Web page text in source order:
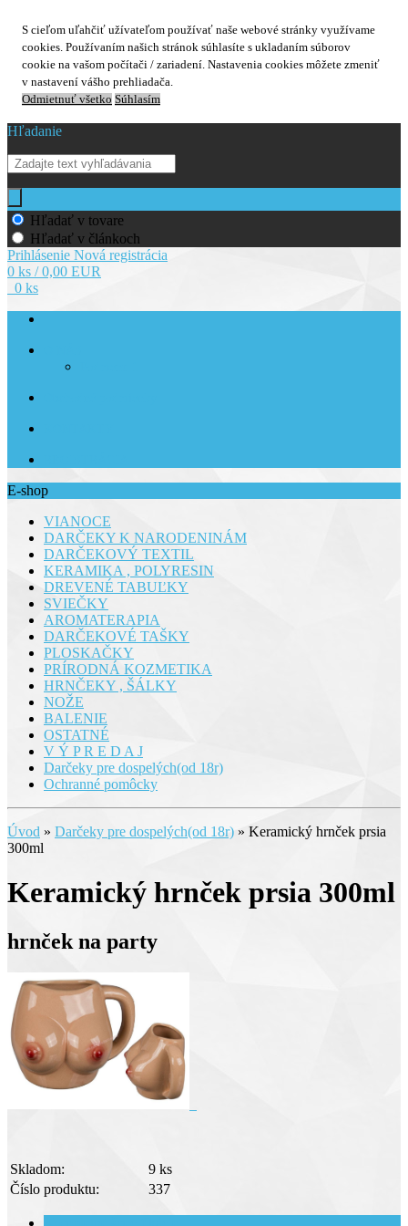
S cieľom uľahčiť užívateľom používať naše webové stránky využívame
cookies. Používaním našich stránok súhlasíte s ukladaním súborov
cookie na vašom počítači / zariadení. Nastavenia cookies môžete zmeniť
v nastavení vášho prehliadača.
Odmietnuť všetko Súhlasím
Hľadanie
Hľadať v tovare
Hľadať v článkoch
Prihlásenie Nová registrácia
0 ks / 0,00 EUR
0 ks
E-shop
VIANOCE
DARČEKY K NARODENINÁM
DARČEKOVÝ TEXTIL
KERAMIKA , POLYRESIN
DREVENÉ TABUĽKY
SVIEČKY
AROMATERAPIA
DARČEKOVÉ TAŠKY
PLOSKAČKY
PRÍRODNÁ KOZMETIKA
HRNČEKY , ŠÁLKY
NOŽE
BALENIE
OSTATNÉ
V Ý P R E D A J
Darčeky pre dospelých(od 18r)
Ochranné pomôcky
Úvod » Darčeky pre dospelých(od 18r) » Keramický hrnček prsia
300ml
Keramický hrnček prsia 300ml
hrnček na party
Skladom:
9 ks
Číslo produktu:
337